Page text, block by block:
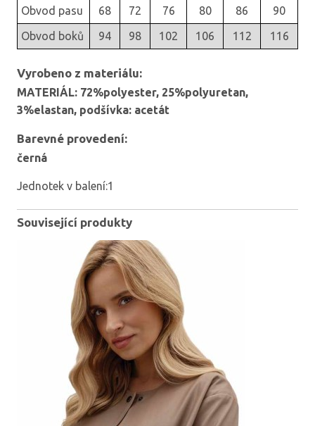
Obvod pasu
68 72 76 80 86
90
Obvod boků
94 98 102 106 112 116
Vyrobeno z materiálu:
MATERIÁL: 72%polyester, 25%polyuretan,
3%elastan, podšívka: acetát
Barevné provedení:
černá
Jednotek v balení:1
Související produkty